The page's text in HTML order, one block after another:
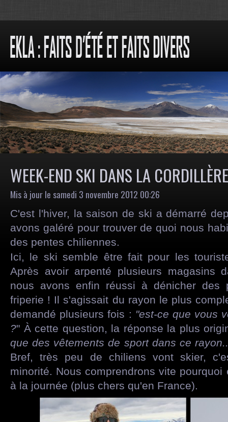
WEEK-END SKI DANS LA
Mis à jour le samedi 3 novembre 2012 00:26
C'est l'hiver, la saison de ski a démarré
avons galéré pour trouver de quoi nous
des pentes chiliennes.
Ici, le ski semble être fait pour les
Après avoir arpenté plusieurs magasins
nous avons enfin réussi à dénicher des
friperie ! Il s'agissait du rayon le plus
demandé plusieurs fois : "est-ce que vous
?" À cette question, la réponse la plus
que des vêtements de sport dans ce
Bref, très peu de chiliens vont skier,
minorité. Nous comprendrons vite
à la journée (plus chers qu'en France).